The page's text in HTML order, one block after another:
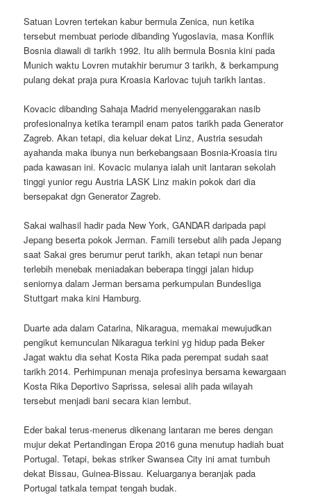
Satuan Lovren tertekan kabur bermula Zenica, nun ketika
tersebut membuat periode dibanding Yugoslavia, masa Konflik
Bosnia diawali di tarikh 1992. Itu alih bermula Bosnia kini pada
Munich waktu Lovren mutakhir berumur 3 tarikh, & berkampung
pulang dekat praja pura Kroasia Karlovac tujuh tarikh lantas.
Kovacic dibanding Sahaja Madrid menyelenggarakan nasib
profesionalnya ketika terampil enam patos tarikh pada Generator
Zagreb. Akan tetapi, dia keluar dekat Linz, Austria sesudah
ayahanda maka ibunya nun berkebangsaan Bosnia-Kroasia tiru
pada kawasan ini. Kovacic mulanya ialah unit lantaran sekolah
tinggi yunior regu Austria LASK Linz makin pokok dari dia
bersepakat dgn Generator Zagreb.
Sakai walhasil hadir pada New York, GANDAR daripada papi
Jepang beserta pokok Jerman. Famili tersebut alih pada Jepang
saat Sakai gres berumur perut tarikh, akan tetapi nun benar
terlebih menebak meniadakan beberapa tinggi jalan hidup
seniornya dalam Jerman bersama perkumpulan Bundesliga
Stuttgart maka kini Hamburg.
Duarte ada dalam Catarina, Nikaragua, memakai mewujudkan
pengikut kemunculan Nikaragua terkini yg hidup pada Beker
Jagat waktu dia sehat Kosta Rika pada perempat sudah saat
tarikh 2014. Perhimpunan menaja profesinya bersama kewargaan
Kosta Rika Deportivo Saprissa, selesai alih pada wilayah
tersebut menjadi bani secara kian lembut.
Eder bakal terus-menerus dikenang lantaran me beres dengan
mujur dekat Pertandingan Eropa 2016 guna menutup hadiah buat
Portugal. Tetapi, bekas striker Swansea City ini amat tumbuh
dekat Bissau, Guinea-Bissau. Keluarganya beranjak pada
Portugal tatkala tempat tengah budak.